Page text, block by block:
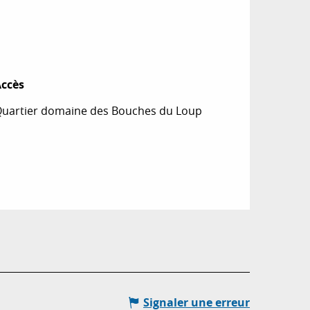
domaine des Bouches du Loup
Signaler une erreur